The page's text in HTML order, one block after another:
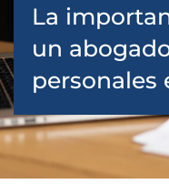
La
un
personales